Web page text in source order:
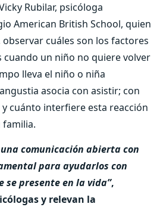
Rubilar, psicóloga
American British School, quien
cuáles son los factores
cuando un niño no quiere volver
lleva el niño o niña
asocia con asistir; con
cuánto interfiere esta reacción
familia.
comunicación abierta con
para ayudarlos con
se presente en la vida”,
y relevan la